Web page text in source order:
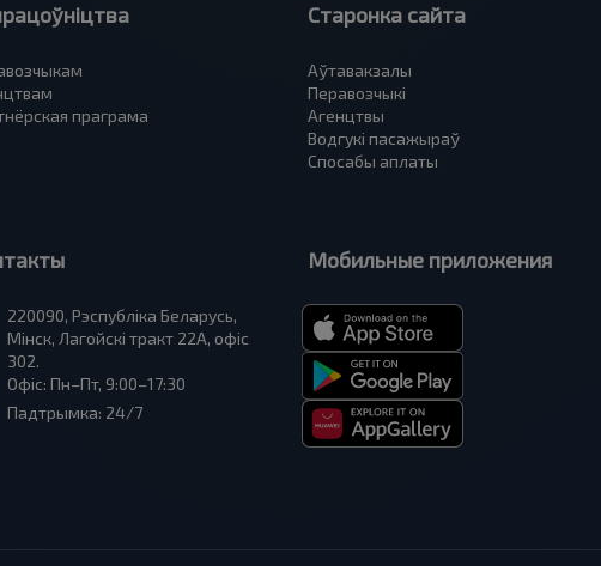
праграма
Старонка сайта
Аўтавакзалы
Перавозчыкі
Агенцтвы
Водгукі пасажыраў
Спосабы аплаты
220090, Рэспубліка Беларусь,
Мінск, Лагойскі тракт 22A, офіс
302.
Офіс: Пн–Пт, 9:00–17:30
Падтрымка: 24/7
Мобильные приложения